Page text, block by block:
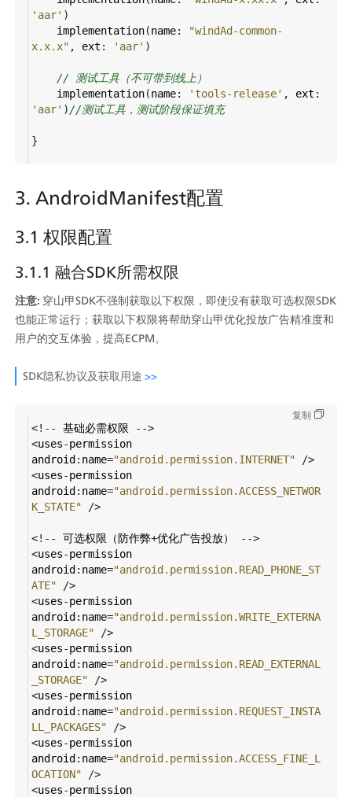
'aar' )
implementation(name:
"windAd-common-
x.x.x" , ext : 'aar' )
// 测试工具（不可带到线上）
implementation(name: 'tools-release' , ext
'aar' )//测试工具，测试阶段保证填充
}
3. AndroidManifest配置
3.1 权限配置
3.1.1 融合SDK所需权限
注意: 穿山甲SDK不强制获取以下权限，即使没有获取可选权限SDK
也能正常运行；获取以下权限将帮助穿山甲优化投放广告精准度和
用户的交互体验，提高ECPM。
SDK隐私协议及获取用途 >>
复制
<!-- 基础必需权限
-->
<uses-permission
android : name="android.permission.INTERNET"
/>
<uses-permission
android : name="android.permission.ACCESS_NETWOR
K_STATE"
/>
<!-- 可选权限（防作弊+优化广告投放）
-->
<uses-permission
android : name="android.permission.READ_PHONE_ST
ATE"
/>
<uses-permission
android : name="android.permission.WRITE_EXTERNA
L_STORAGE"
/>
<uses-permission
android : name="android.permission.READ_EXTERNAL
_STORAGE"
/>
<uses-permission
android : name="android.permission.REQUEST_INSTA
LL_PACKAGES"
/>
<uses-permission
android : name="android.permission.ACCESS_FINE_L
OCATION"
/>
<uses-permission